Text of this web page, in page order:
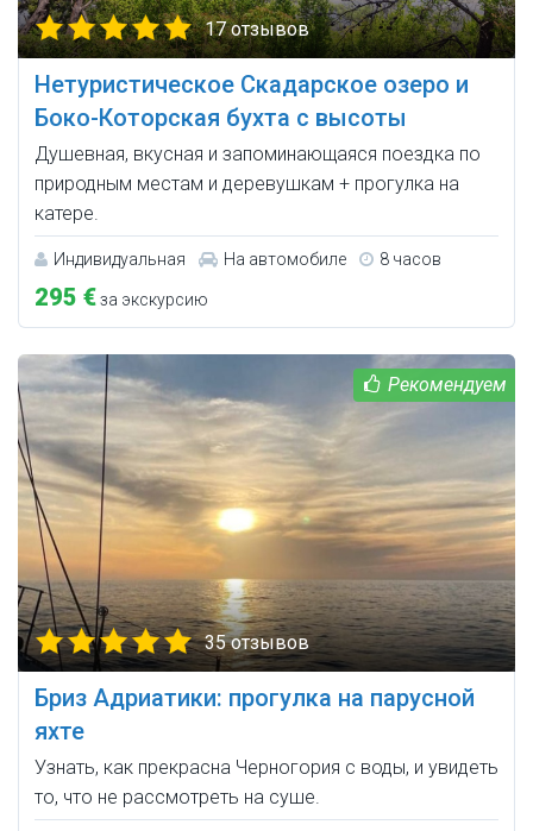
17 отзывов
Нетуристическое Скадарское озеро и
Боко-Которская бухта с высоты
Душевная, вкусная и запоминающаяся поездка по
природным местам и деревушкам + прогулка на
катере.
Индивидуальная На автомобиле 8 часов
295 €за экскурсию
35 отзывов
Бриз Адриатики: прогулка на парусной
яхте
Узнать, как прекрасна Черногория с воды, и увидеть
то, что не рассмотреть на суше.